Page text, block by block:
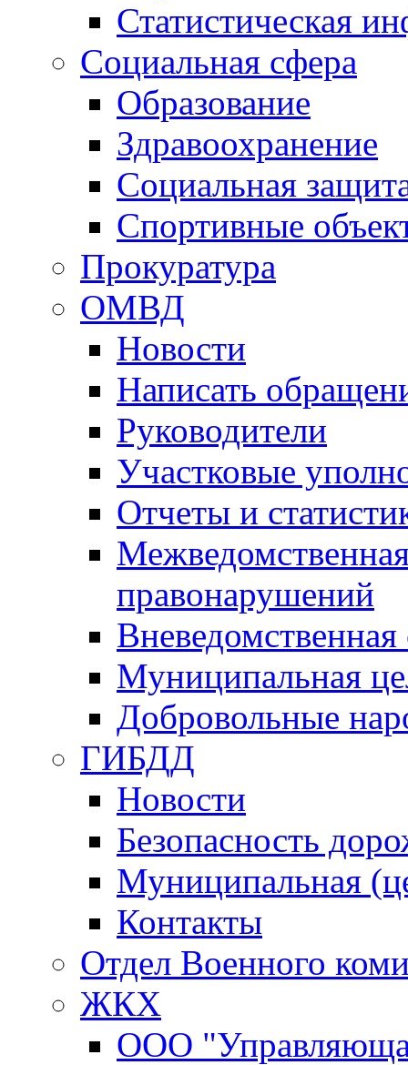
Статистическая
Социальная сфера
Образование
Здравоохранение
Социальная
Спортивные
Прокуратура
ОМВД
Новости
Написать
Руководители
Участковые
Отчеты и
правонарушений
Вневедомственная
Муниципальная
Добровольные
ГИБДД
Новости
Безопасность
Муниципальная
Контакты
Отдел Военного
ЖКХ
ООО